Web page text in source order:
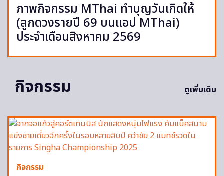
ภาพกิจกรรม MThai ทำบุญวันเกิดให้
(ลูกดวงรายปี 69 บนแอป MThai)
ประจำเดือนสิงหาคม 2569
กิจกรรม ดูเพิ่มเติม
กิจกรรม